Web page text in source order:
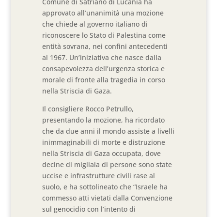
approvato all’unanimità una mozione
che chiede al governo italiano di
riconoscere lo Stato di Palestina come
entità sovrana, nei confini antecedenti
al 1967. Un’iniziativa che nasce dalla
consapevolezza dell’urgenza storica e
morale di fronte alla tragedia in corso
nella Striscia di Gaza.
Il consigliere Rocco Petrullo,
presentando la mozione, ha ricordato
che da due anni il mondo assiste a livelli
inimmaginabili di morte e distruzione
nella Striscia di Gaza occupata, dove
decine di migliaia di persone sono state
uccise e infrastrutture civili rase al
suolo, e ha sottolineato che “Israele ha
commesso atti vietati dalla Convenzione
sul genocidio con l’intento di